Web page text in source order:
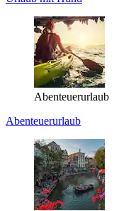
Abenteuerurlaub
Abenteuerurlaub